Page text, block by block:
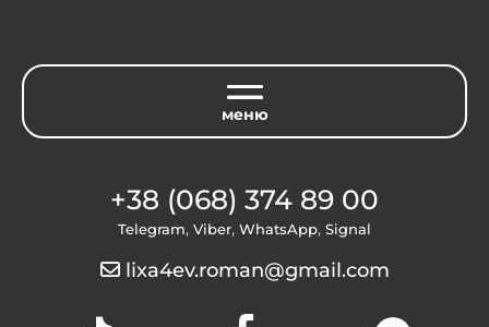
+38 (068) 374 89 00
Telegram, Viber, WhatsApp, Signal
lixa4ev.roman@gmail.com